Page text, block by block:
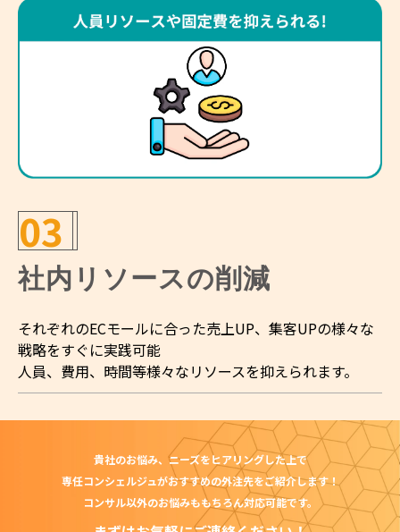
03
社内リソースの削減
それぞれのECモールに合った売上UP、集客UPの様々な
戦略をすぐに実践可能
人員、費用、時間等様々なリソースを抑えられます。
貴社のお悩み、ニーズをヒアリングした上で
専任コンシェルジュがおすすめの外注先をご紹介します！
コンサル以外のお悩みももちろん対応可能です。